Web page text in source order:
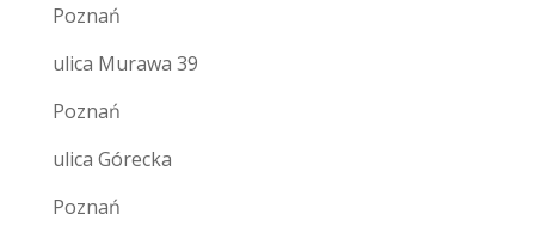
Poznań
ulica Murawa 39
Poznań
ulica Górecka
Poznań